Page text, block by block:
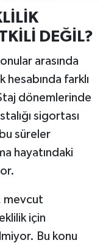
DEĞİL?
arasında
hesabında farklı
dönemlerinde
sigortası
bu süreler
hayatındaki
mevcut
için
Bu konu